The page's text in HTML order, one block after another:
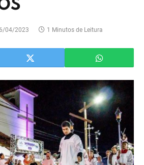
04/2023 1 Minutos de Leitura